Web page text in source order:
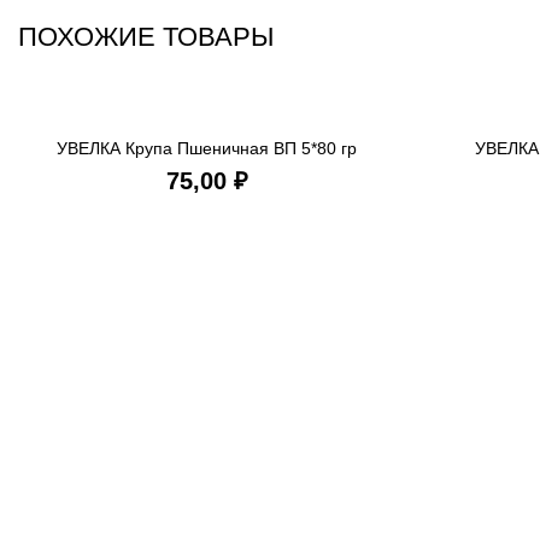
ПОХОЖИЕ ТОВАРЫ
В КОРЗИНУ
УВЕЛКА Крупа Пшеничная ВП 5*80 гр
₽
УВЕЛКА